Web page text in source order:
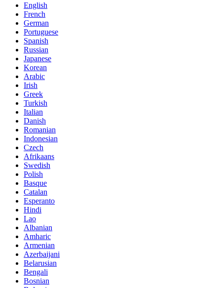
English
French
German
Portuguese
Spanish
Russian
Japanese
Korean
Arabic
Irish
Greek
Turkish
Italian
Danish
Romanian
Indonesian
Czech
Afrikaans
Swedish
Polish
Basque
Catalan
Esperanto
Hindi
Lao
Albanian
Amharic
Armenian
Azerbaijani
Belarusian
Bengali
Bosnian